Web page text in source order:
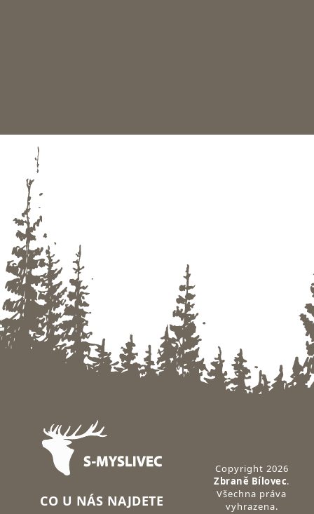
Zápatí
CO U NÁS NAJDETE
Copyright 2026
Zbraně Bílovec.
Všechna práva
vyhrazena.